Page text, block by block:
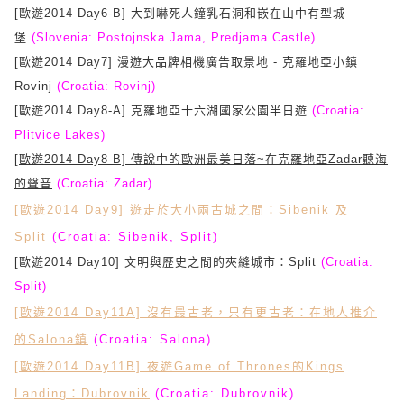
[歐遊2014 Day6-B] 大到嚇死人鐘乳石洞和嵌在山中有型城
堡 (Slovenia: Postojnska Jama, Predjama Castle)
[歐遊2014 Day7] 漫遊大品牌相機廣告取景地 - 克羅地亞小鎮
Rovinj (Croatia: Rovinj)
[歐遊2014 Day8-A] 克羅地亞十六湖國家公園半日遊 (Croatia:
Plitvice Lakes)
[歐遊2014 Day8-B] 傳說中的歐洲最美日落~在克羅地亞Zadar聽海
的聲音 (Croatia: Zadar)
[歐遊2014 Day9] 遊走於大小兩古城之間：Sibenik 及
Split (Croatia: Sibenik, Split)
[歐遊2014 Day10] 文明與歷史之間的夾縫城市：Split (Croatia:
Split)
[歐遊2014 Day11A] 沒有最古老，只有更古老：在地人推介
的Salona鎮 (Croatia: Salona)
[歐遊2014 Day11B] 夜遊Game of Thrones的Kings
Landing：Dubrovnik (Croatia: Dubrovnik)